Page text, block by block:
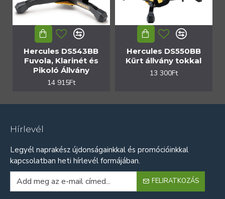
Hercules DS543BB
Fuvola, Klarinét és
Pikoló Állvány
14 915Ft
Hercules DS550BB
Kürt állvány tokkal
13 300Ft
Hírlevél
Legyél naprakész újdonságainkkal és promócióinkkal
kapcsolatban heti hírlevél formájában.
FELIRATKOZÁS